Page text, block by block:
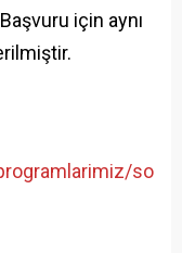
için aynı
so